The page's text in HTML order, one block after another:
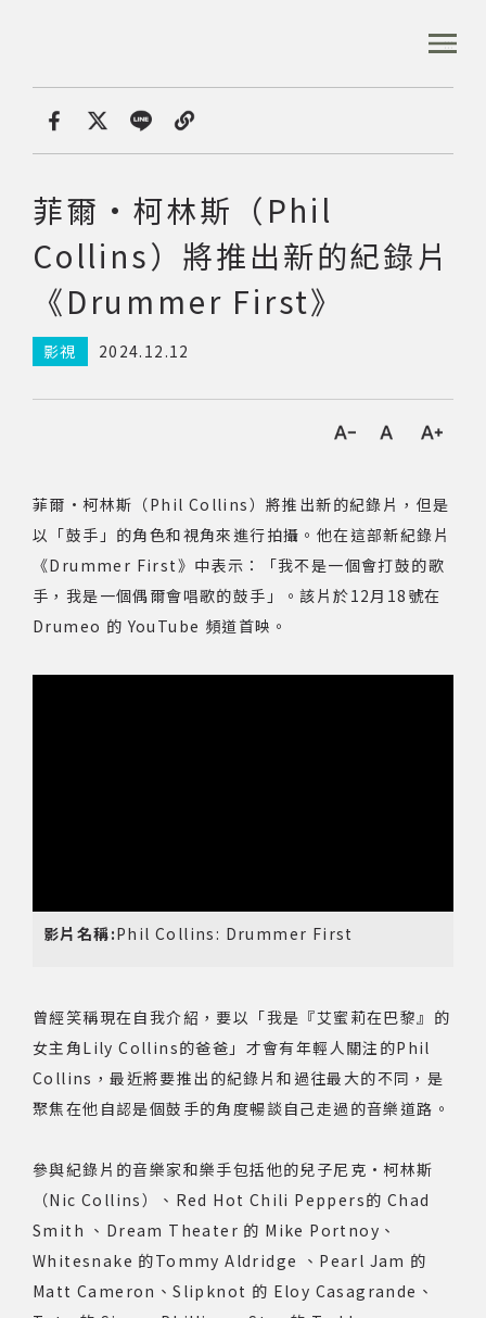
:::
首頁 專文專區
菲爾·柯林斯（Phil
Collins）將推出新的紀錄片
《Drummer First》
影視 2024.12.12
菲爾·柯林斯（Phil Collins）將推出新的紀錄片，但是
以「鼓手」的角色和視角來進行拍攝。他在這部新紀錄片
《Drummer First》中表示：「我不是一個會打鼓的歌
手，我是一個偶爾會唱歌的鼓手」。該片於12月18號在
Drumeo 的 YouTube 頻道首映。
影片名稱:Phil Collins: Drummer First
曾經笑稱現在自我介紹，要以「我是『艾蜜莉在巴黎』的
女主角Lily Collins的爸爸」才會有年輕人關注的Phil
Collins，最近將要推出的紀錄片和過往最大的不同，是
聚焦在他自認是個鼓手的角度暢談自己走過的音樂道路。
參與紀錄片的音樂家和樂手包括他的兒子尼克·柯林斯
（Nic Collins）、Red Hot Chili Peppers的 Chad
Smith 、Dream Theater 的 Mike Portnoy、
Whitesnake 的Tommy Aldridge 、Pearl Jam 的
Matt Cameron、Slipknot 的 Eloy Casagrande、
首頁
音樂資料庫
音樂人口述歷史
數位典藏
網站導覽
關於資料庫
臺北流行音樂中心
著作權及免責聲明